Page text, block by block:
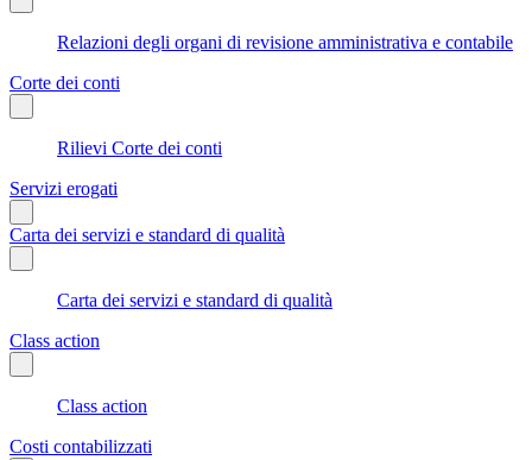
Relazioni degli organi di revisione amministrativa e contabile
Corte dei conti
Rilievi Corte dei conti
Servizi erogati
Carta dei servizi e standard di qualità
Carta dei servizi e standard di qualità
Class action
Class action
Costi contabilizzati